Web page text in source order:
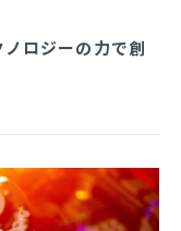
ロジーの力で創